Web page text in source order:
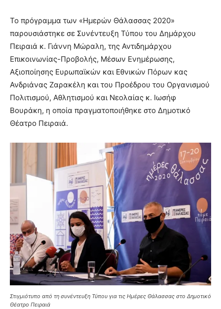
Το πρόγραμμα των «Ημερών Θάλασσας 2020»
παρουσιάστηκε σε Συνέντευξη Τύπου του Δημάρχου
Πειραιά κ. Γιάννη Μώραλη, της Αντιδημάρχου
Επικοινωνίας-Προβολής, Μέσων Ενημέρωσης,
Αξιοποίησης Ευρωπαϊκών και Εθνικών Πόρων κας
Ανδριάνας Ζαρακέλη και του Προέδρου του Οργανισμού
Πολιτισμού, Αθλητισμού και Νεολαίας κ. Ιωσήφ
Βουράκη, η οποία πραγματοποιήθηκε στο Δημοτικό
Θέατρο Πειραιά.
Στιγμιότυπο από τη συνέντευξη Τύπου για τις Ημέρες Θάλασσας στο Δημοτικό
Θέατρο Πειραιά